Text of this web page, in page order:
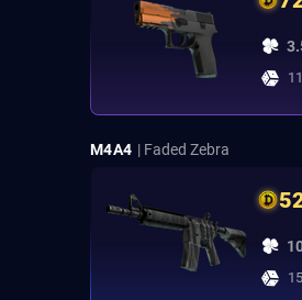
M4A4 | Faded Zebra